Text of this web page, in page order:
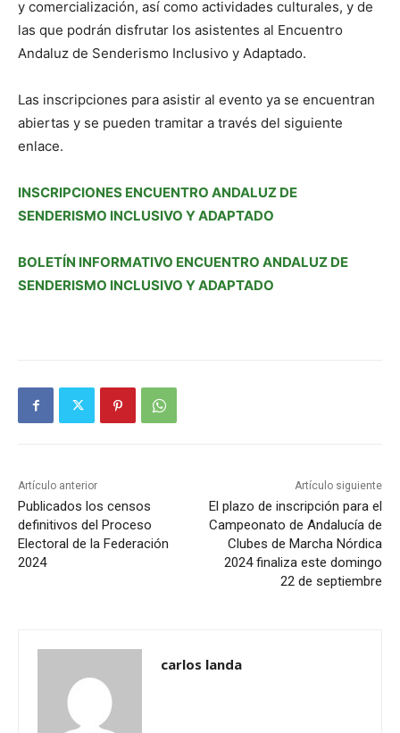
y comercialización, así como actividades culturales, y de
las que podrán disfrutar los asistentes al Encuentro
Andaluz de Senderismo Inclusivo y Adaptado.
Las inscripciones para asistir al evento ya se encuentran
abiertas y se pueden tramitar a través del siguiente
enlace.
INSCRIPCIONES ENCUENTRO ANDALUZ DE
SENDERISMO INCLUSIVO Y ADAPTADO
BOLETÍN INFORMATIVO ENCUENTRO ANDALUZ DE
SENDERISMO INCLUSIVO Y ADAPTADO
Artículo anterior
Publicados los censos
definitivos del Proceso
Electoral de la Federación
2024
Artículo siguiente
El plazo de inscripción para el
Campeonato de Andalucía de
Clubes de Marcha Nórdica
2024 finaliza este domingo
22 de septiembre
carlos landa